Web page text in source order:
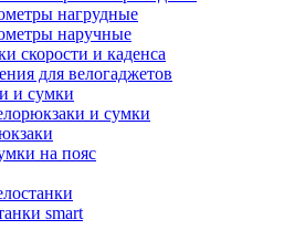
нагрудные
наручные
скорости и каденса
для велогаджетов
и сумки
и сумки
на пояс
smart